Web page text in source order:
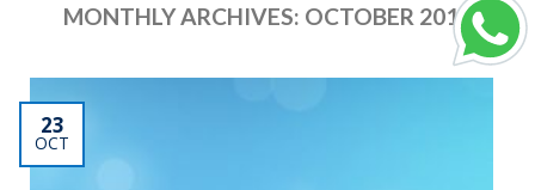
MONTHLY ARCHIVES: OCTOBER 2013
23
OCT